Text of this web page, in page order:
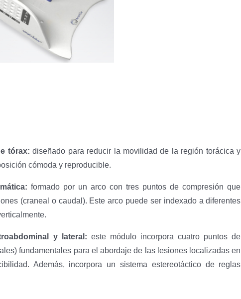
tórax: diseñado para reducir la movilidad de la región torácica y
cómoda y reproducible.
formado por un arco con tres puntos de compresión que
(craneal o caudal). Este arco puede ser indexado a diferentes
y lateral: este módulo incorpora cuatro puntos de
fundamentales para el abordaje de las lesiones localizadas en
Además, incorpora un sistema estereotáctico de reglas